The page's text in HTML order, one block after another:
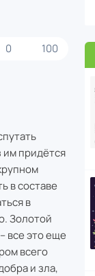
0 100
им придётся
в составе
в
Золотой
все это еще
всего
и зла,